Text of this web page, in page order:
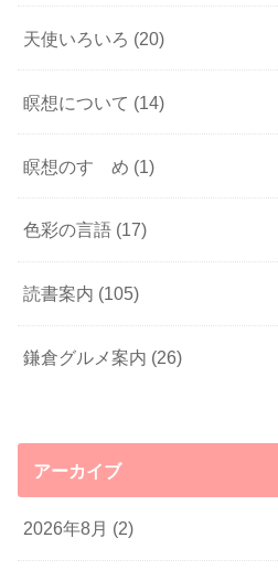
天使いろいろ (20)
瞑想について (14)
瞑想のすゝめ (1)
色彩の言語 (17)
読書案内 (105)
鎌倉グルメ案内 (26)
アーカイブ
2026年8月 (2)